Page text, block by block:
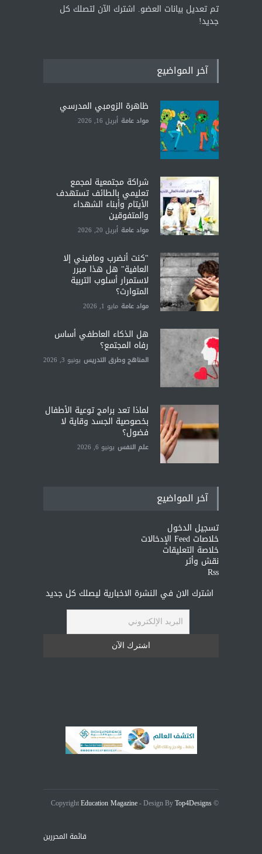
تم تعديل بيانات العضو. اشترك الآن لتصلك كل
جديد!
آخر المواضيع
ظاهرة الزومبي المدرسي
مواد عامة أبريل 16, 2026
شراكة مجتمعية لمجمع
تعليمي بالطائف تستهدف
الأيتام وأبناء الشهداء
والمتفوقين
مواد عامة أبريل 20, 2026
"كنت أنضرب ومافيني إلا
العافية" هل هذا مبرر
لاستمرار أسلوب التربية
المتوارث؟
مواد عامة مايو 1, 2026
هل الذكاء العاطفي أساس
رفاه المجتمع؟
المناهج وطرق التدريس يونيو 3, 2026
لماذا تعد برامج توعية الأطفال
بخصوصية الجسد وقاية لا
فضول؟
علم النفس يونيو 6, 2026
آخر المواضيع
تسجيل الدخول
خلاصات Feed الإدخالات
خلاصة التعليقات
نقش وأثر
Rss
اشترك الان في النشرة الاخبارية ليصلك كل جديد
© Copyright
Education Magazine - Design By Top4Designs
قائمة المحررين